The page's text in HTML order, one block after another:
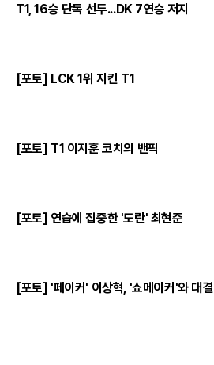
T1, 16승 단독 선두...DK 7연승 저지
[포토] LCK 1위 지킨 T1
[포토] T1 이지훈 코치의 밴픽
[포토] 연습에 집중한 '도란' 최현준
[포토] '페이커' 이상혁, '쇼메이커'와 대결